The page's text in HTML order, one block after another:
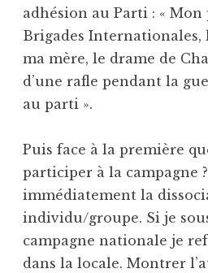
adhésion au Parti : « Mon
Brigades Internationales,
ma mère, le drame de
d’une rafle pendant la
au parti ».
Puis face à la première
participer à la campagne
immédiatement la
individu/groupe. Si je
campagne nationale je
dans la locale. Montrer